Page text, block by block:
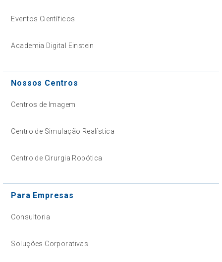
Eventos Científicos
Academia Digital Einstein
Nossos Centros
Centros de Imagem
Centro de Simulação Realística
Centro de Cirurgia Robótica
Para Empresas
Consultoria
Soluções Corporativas